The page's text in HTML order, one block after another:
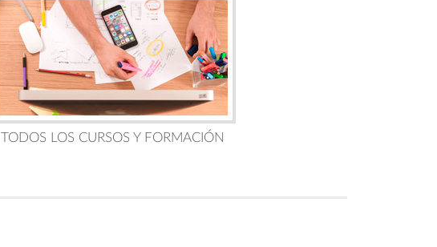
TODOS LOS CURSOS Y FORMACIÓN